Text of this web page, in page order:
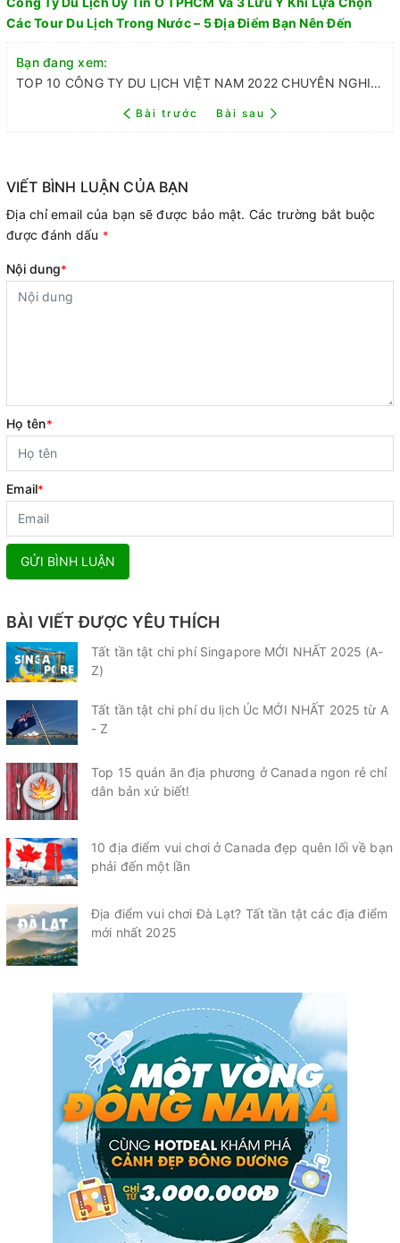
Các Tour Du Lịch Trong Nước – 5 Địa Điểm Bạn Nên Đến
Bạn đang xem:
TOP 10 CÔNG TY DU LỊCH VIỆT NAM 2022 CHUYÊN NGHIỆP TẠI TPHCM
Bài trước Bài sau
VIẾT BÌNH LUẬN CỦA BẠN
Địa chỉ email của bạn sẽ được bảo mật. Các trường bắt buộc
được đánh dấu *
Nội dung*
Họ tên*
Email*
GỬI BÌNH LUẬN
BÀI VIẾT ĐƯỢC YÊU THÍCH
Tất tần tật chi phí Singapore MỚI NHẤT 2025 (A-
Z)
Tất tần tật chi phí du lịch Úc MỚI NHẤT 2025 từ A
- Z
Top 15 quán ăn địa phương ở Canada ngon rẻ chỉ
dân bản xứ biết!
10 địa điểm vui chơi ở Canada đẹp quên lối về bạn
phải đến một lần
Địa điểm vui chơi Đà Lạt? Tất tần tật các địa điểm
mới nhất 2025